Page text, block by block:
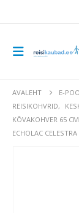
AVALEHT
E-
REISIKOHVRID,
KÕVAKOHVER 65
ECHOLAC CELESTRA